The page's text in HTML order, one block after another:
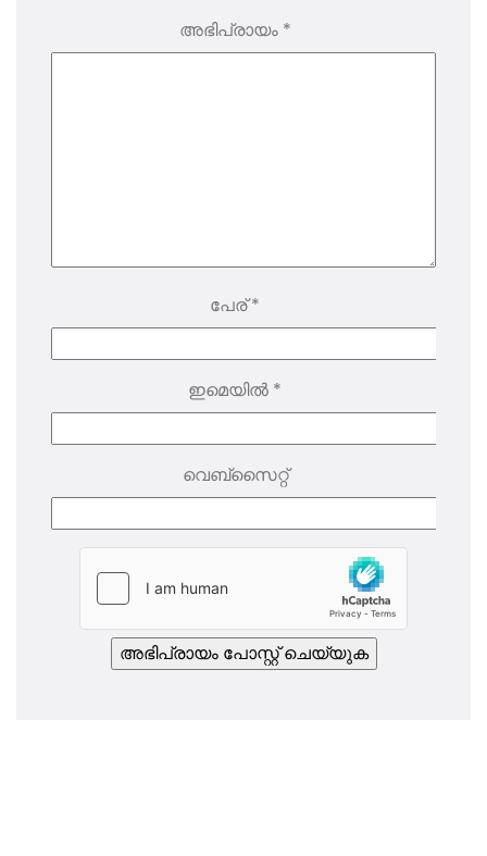
അഭിപ്രായം *
പേര്*
ഇമെയിൽ *
വെബ്സൈറ്റ്